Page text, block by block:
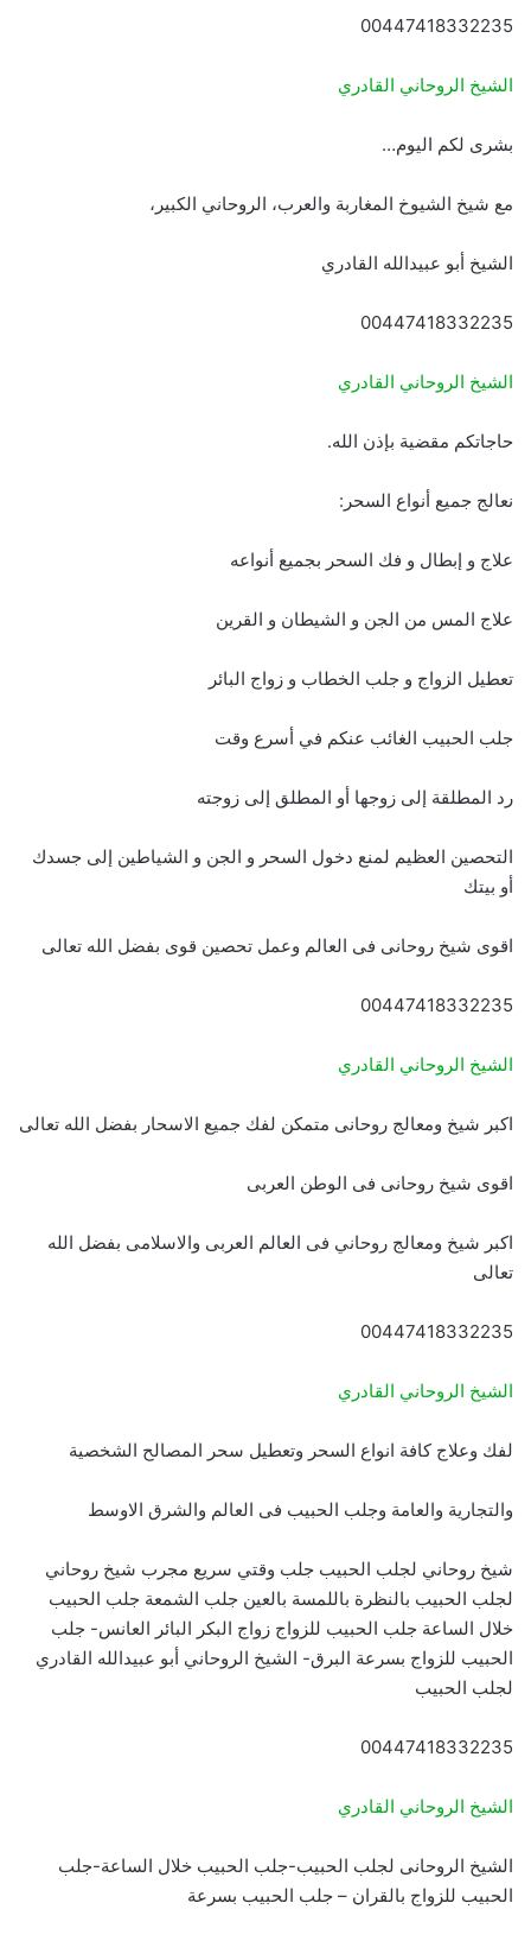
00447418332235
الشيخ الروحاني القادري
بشرى لكم اليوم…
مع شيخ الشيوخ المغاربة والعرب، الروحاني الكبير،
الشيخ أبو عبيدالله القادري
00447418332235
الشيخ الروحاني القادري
حاجاتكم مقضية بإذن الله.
نعالج جميع أنواع السحر:
علاج و إبطال و فك السحر بجميع أنواعه
علاج المس من الجن و الشيطان و القرين
تعطيل الزواج و جلب الخطاب و زواج البائر
جلب الحبيب الغائب عنكم في أسرع وقت
رد المطلقة إلى زوجها أو المطلق إلى زوجته
التحصين العظيم لمنع دخول السحر و الجن و الشياطين إلى جسدك
أو بيتك
اقوى شيخ روحانى فى العالم وعمل تحصين قوى بفضل الله تعالى
00447418332235
الشيخ الروحاني القادري
اكبر شيخ ومعالج روحانى متمكن لفك جميع الاسحار بفضل الله تعالى
اقوى شيخ روحانى فى الوطن العربى
اكبر شيخ ومعالج روحاني فى العالم العربى والاسلامى بفضل الله
تعالى
00447418332235
الشيخ الروحاني القادري
لفك وعلاج كافة انواع السحر وتعطيل سحر المصالح الشخصية
والتجارية والعامة وجلب الحبيب فى العالم والشرق الاوسط
شيخ روحاني لجلب الحبيب جلب وقتي سريع مجرب شيخ روحاني
لجلب الحبيب بالنظرة باللمسة بالعين جلب الشمعة جلب الحبيب
خلال الساعة جلب الحبيب للزواج زواج البكر البائر العانس- جلب
الحبيب للزواج بسرعة البرق- الشيخ الروحاني أبو عبيدالله القادري
لجلب الحبيب
00447418332235
الشيخ الروحاني القادري
الشيخ الروحانى لجلب الحبيب-جلب الحبيب خلال الساعة-جلب
الحبيب للزواج بالقران – جلب الحبيب بسرعة